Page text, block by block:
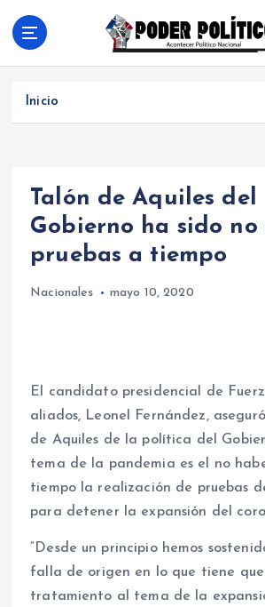
Acontecer Politico Nacional
Inicio
Talón de Aquiles del
Gobierno ha sido
pruebas a tiempo
Nacionales mayo 10, 2020
El candidato presidencial de
aliados, Leonel Fernández,
de Aquiles de la política del
tema de la pandemia es el no
tiempo la realización de pruebas
para detener la expansión del
“Desde un principio hemos
falla de origen en lo que tiene que
tratamiento al tema de la